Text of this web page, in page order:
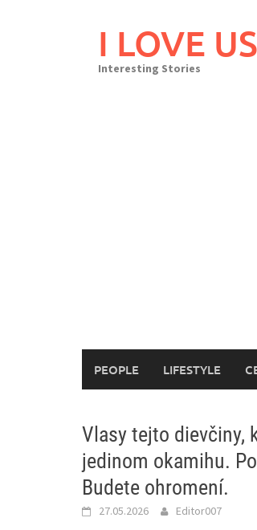
I LOVE
Interesting Stories
PEOPLE LIFESTYLE
Vlasy tejto dievčiny,
jedinom okamihu.
Budete ohromení.
27.05.2026 Editor007